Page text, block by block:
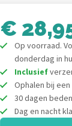
€
Op voorraad.
donderdag in
Inclusief
Ophalen bij
30 dagen
Dag en nacht